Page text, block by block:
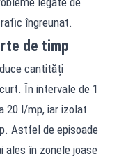
îngreunat.
de timp
cantități
În intervale de 1
20 l/mp, iar izolat
Astfel de episoade
ales în zonele joase